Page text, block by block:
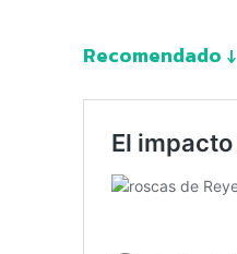
Recomendado ↓